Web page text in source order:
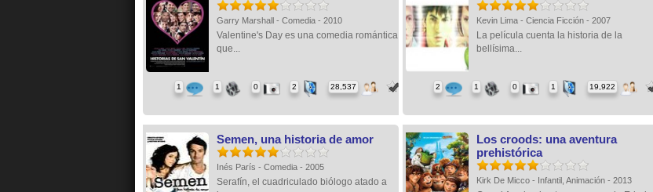
Garry Marshall - Comedia - 2010
Valentine's Day es una comedia romántica
que...
1 1 0 2 28,537
Kevin Lima - Ciencia Ficción - 2007
La película cuenta la historia de la
bellísima...
2 1 0 1 19,922
Semen, una historia de amor
Inés París - Comedia - 2005
Serafín, el cuadriculado biólogo atado a
Los croods: una aventura
prehistórica
Kirk De Micco - Infantil, Animación - 2013